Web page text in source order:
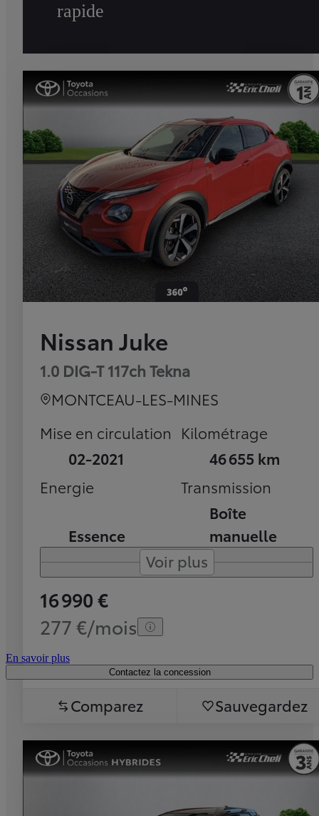
rapide
Nissan Juke
1.0 DIG-T 117ch Tekna
MONTCEAU-LES-MINES
Mise en circulation
02-2021
Kilométrage
46 655 km
Energie
Essence
Transmission
Boîte
manuelle
Voir plus
16 990 €
277 €/mois
En savoir plus
Contactez la concession
Comparez Sauvegardez